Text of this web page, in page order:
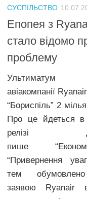
СУСПІЛЬСТВО
Епопея з
стало відомо
проблему
авіакомпанії
“Бориспіль” 2
Про це йдеться в
релізі
пише
“Привернення
тем
заявою